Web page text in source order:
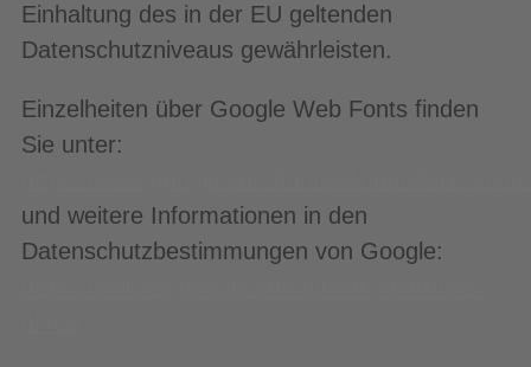
Einhaltung des in der EU geltenden
Datenschutzniveaus gewährleisten.
Einzelheiten über Google Web Fonts finden
Sie unter:
und weitere Informationen in den
Datenschutzbestimmungen von Google: